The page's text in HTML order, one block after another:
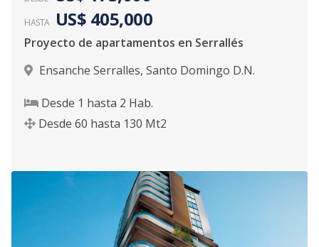
HASTA US$ 405,000
Proyecto de apartamentos en Serrallés
Ensanche Serralles, Santo Domingo D.N.
Desde 1 hasta 2 Hab.
Desde 60 hasta 130 Mt2